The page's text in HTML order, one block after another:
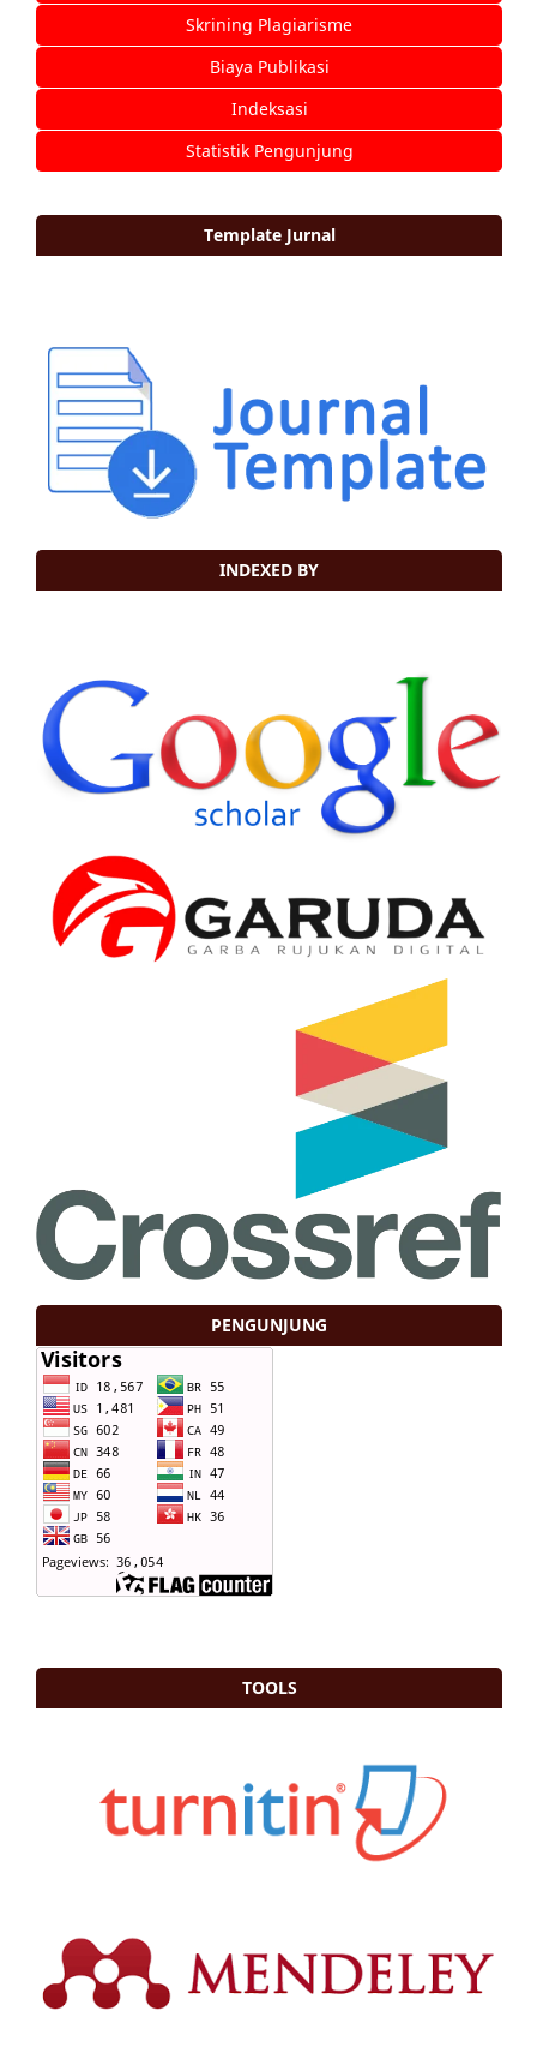
Skrining Plagiarisme
Biaya Publikasi
Indeksasi
Statistik Pengunjung
Template Jurnal
INDEXED BY
PENGUNJUNG
TOOLS